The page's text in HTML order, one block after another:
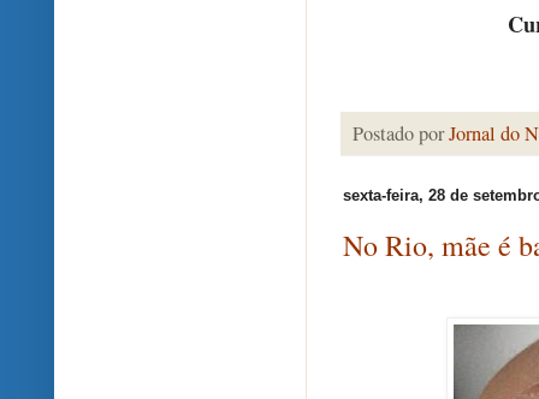
Postado porJornal do
sexta-feira, 28 de
No Rio, mãe é